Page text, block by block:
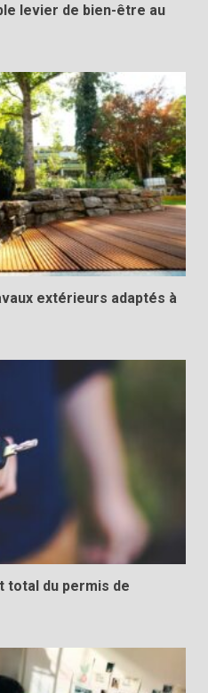
levier de bien-être au
extérieurs adaptés à
total du permis de